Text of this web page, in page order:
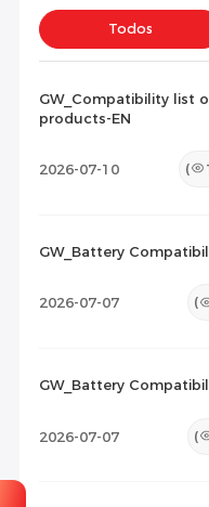
Todos
Lista de Compatibilidad
Documento de
GW_Compatibility list
products-EN
2026-07-10 (
GW_Battery
2026-07-07 (
GW_Battery
2026-07-07 (